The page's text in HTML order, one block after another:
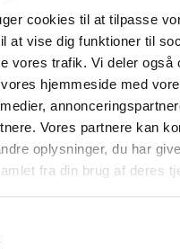
cookies til at tilpasse
at vise dig funktioner til
vores trafik. Vi deler også
hjemmeside med
Vores partnere kan
oplysninger, du har
fra din brug af deres